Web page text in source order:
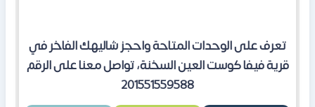
تعرف على الوحدات المتاحة واحجز شاليهك الفاخر في
قرية فيفا كوست العين السخنة، تواصل معنا على الرقم
201551559588